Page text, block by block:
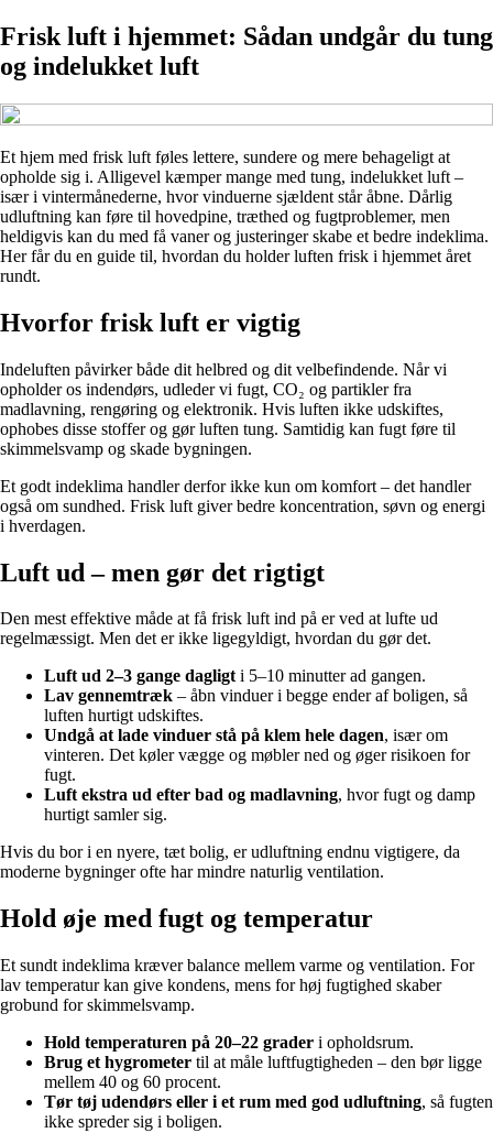
Frisk luft i hjemmet: Sådan undgår du tung
og indelukket luft
Et hjem med frisk luft føles lettere, sundere og mere behageligt at
opholde sig i. Alligevel kæmper mange med tung, indelukket luft –
især i vintermånederne, hvor vinduerne sjældent står åbne. Dårlig
udluftning kan føre til hovedpine, træthed og fugtproblemer, men
heldigvis kan du med få vaner og justeringer skabe et bedre indeklima.
Her får du en guide til, hvordan du holder luften frisk i hjemmet året
rundt.
Hvorfor frisk luft er vigtig
Indeluften påvirker både dit helbred og dit velbefindende. Når vi
opholder os indendørs, udleder vi fugt, CO₂ og partikler fra
madlavning, rengøring og elektronik. Hvis luften ikke udskiftes,
ophobes disse stoffer og gør luften tung. Samtidig kan fugt føre til
skimmelsvamp og skade bygningen.
Et godt indeklima handler derfor ikke kun om komfort – det handler
også om sundhed. Frisk luft giver bedre koncentration, søvn og energi
i hverdagen.
Luft ud – men gør det rigtigt
Den mest effektive måde at få frisk luft ind på er ved at lufte ud
regelmæssigt. Men det er ikke ligegyldigt, hvordan du gør det.
Luft ud 2–3 gange dagligti 5–10 minutter ad gangen.
Lav gennemtræk – åbn vinduer i begge ender af boligen, så
luften hurtigt udskiftes.
Undgå at lade vinduer stå på klem hele dagen, især om
vinteren. Det køler vægge og møbler ned og øger risikoen for
fugt.
Luft ekstra ud efter bad og madlavning, hvor fugt og damp
hurtigt samler sig.
Hvis du bor i en nyere, tæt bolig, er udluftning endnu vigtigere, da
moderne bygninger ofte har mindre naturlig ventilation.
Hold øje med fugt og temperatur
Et sundt indeklima kræver balance mellem varme og ventilation. For
lav temperatur kan give kondens, mens for høj fugtighed skaber
grobund for skimmelsvamp.
Hold temperaturen på 20–22 grader i opholdsrum.
Brug et hygrometer til at måle luftfugtigheden – den bør ligge
mellem 40 og 60 procent.
Tør tøj udendørs eller i et rum med god udluftning, så fugten
ikke spreder sig i boligen.